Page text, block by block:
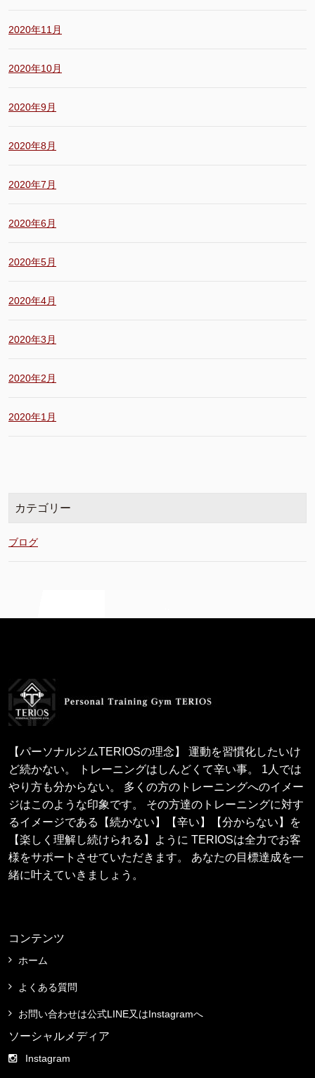
2020年11月
2020年10月
2020年9月
2020年8月
2020年7月
2020年6月
2020年5月
2020年4月
2020年3月
2020年2月
2020年1月
カテゴリー
ブログ
【パーソナルジムTERIOSの理念】 運動を習慣化したいけ
ど続かない。 トレーニングはしんどくて辛い事。 1人では
やり方も分からない。 多くの方のトレーニングへのイメー
ジはこのような印象です。 その方達のトレーニングに対す
るイメージである【続かない】【辛い】【分からない】を
【楽しく理解し続けられる】ように TERIOSは全力でお客
様をサポートさせていただきます。 あなたの目標達成を一
緒に叶えていきましょう。
コンテンツ
ホーム
よくある質問
お問い合わせは公式LINE又はInstagramへ
ソーシャルメディア
Instagram